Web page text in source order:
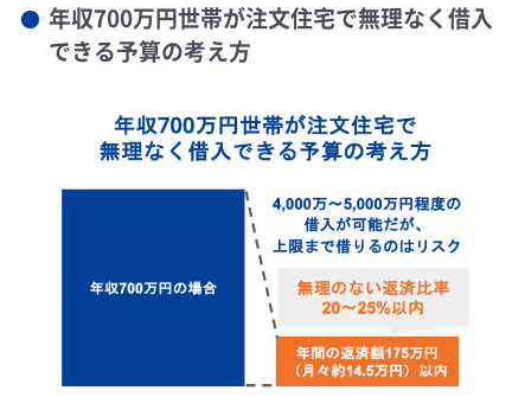
年収700万円世帯が注文住宅で無理なく借入
できる予算の考え方